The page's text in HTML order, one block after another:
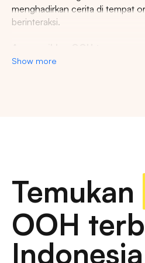
Market
DKI JAKARTA BALI
menghadirkan cerita di tempat
berinteraksi.
strategis di kota-kota besar di
Temukan billboard
pilihan ukuran dan dimensi
iklan luar ruang, papan reklame
tradisional, iklan transportasi,
Show more
Temukan
OOH